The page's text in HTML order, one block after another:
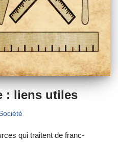
: liens utiles
qui traitent de franc-